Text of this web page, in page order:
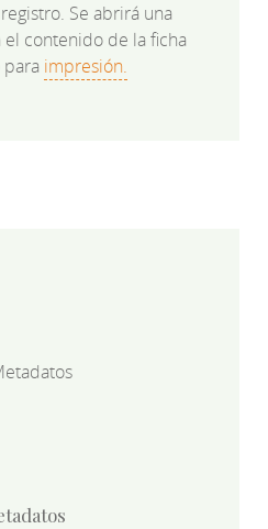
Se abrirá una
el contenido de la ficha
impresión.